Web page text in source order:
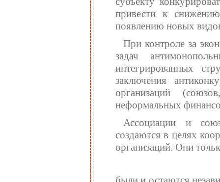
привести к
появлению новых
При контроле за
задач
интегрированных
заключения
организаций
неформальных
Ассоциации и
создаются в целях
организаций. Они